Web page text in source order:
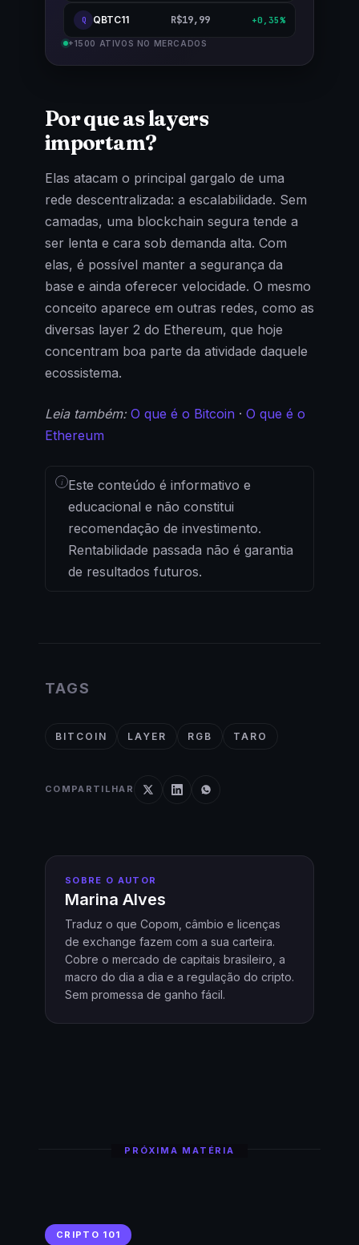
Q QBTC11 R$19,99 +0,35%
+1500 ATIVOS NO MERCADOS
Por que as layers
importam?
Elas atacam o principal gargalo de uma
rede descentralizada: a escalabilidade. Sem
camadas, uma blockchain segura tende a
ser lenta e cara sob demanda alta. Com
elas, é possível manter a segurança da
base e ainda oferecer velocidade. O mesmo
conceito aparece em outras redes, como as
diversas layer 2 do Ethereum, que hoje
concentram boa parte da atividade daquele
ecossistema.
Leia também: O que é o Bitcoin · O que é o
Ethereum
i Este conteúdo é informativo e
educacional e não constitui
recomendação de investimento.
Rentabilidade passada não é garantia
de resultados futuros.
TAGS
BITCOIN LAYER RGB TARO
COMPARTILHAR
SOBRE O AUTOR
Marina Alves
Traduz o que Copom, câmbio e licenças
de exchange fazem com a sua carteira.
Cobre o mercado de capitais brasileiro, a
macro do dia a dia e a regulação do cripto.
Sem promessa de ganho fácil.
PRÓXIMA MATÉRIA
CRIPTO 101